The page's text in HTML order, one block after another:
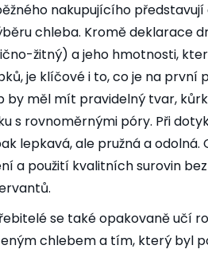
nakupujícího
chleba. Kromě deklarace
žitný) a jeho hmotnosti,
je klíčové i to, co je na první
by měl mít pravidelný tvar,
s rovnoměrnými póry. Při
lepkavá, ale pružná a odolná.
a použití kvalitních surovin
se také opakovaně učí
chlebem a tím, který byl